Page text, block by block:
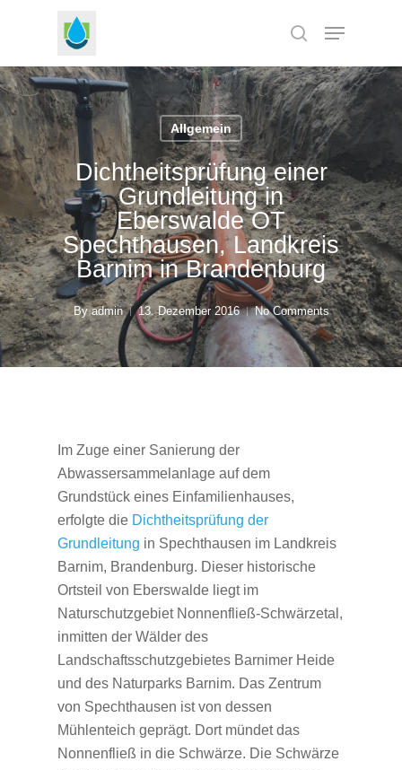
content
search
Menu
Allgemein
Dichtheitsprüfung einer
Grundleitung in
Eberswalde OT
Spechthausen, Landkreis
Barnim in Brandenburg
By admin 13. Dezember 2016 No Comments
Im Zuge einer Sanierung der
Abwassersammelanlage auf dem
Grundstück eines Einfamilienhauses,
erfolgte die Dichtheitsprüfung der
Grundleitung in Spechthausen im Landkreis
Barnim, Brandenburg. Dieser historische
Ortsteil von Eberswalde liegt im
Naturschutzgebiet Nonnenfließ-Schwärzetal,
inmitten der Wälder des
Landschaftsschutzgebietes Barnimer Heide
und des Naturparks Barnim. Das Zentrum
von Spechthausen ist von dessen
Mühlenteich geprägt. Dort mündet das
Nonnenfließ in die Schwärze. Die Schwärze
Menu